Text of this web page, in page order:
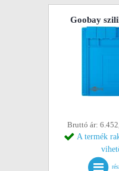
Goobay
Bruttó ár:
A termék